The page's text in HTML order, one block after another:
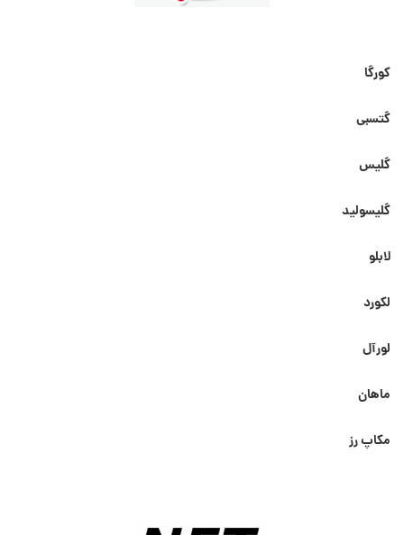
کورگا
گتسبی
گلیس
گلیسولید
لابلو
لکورد
لورآل
ماهان
مکاپ رز